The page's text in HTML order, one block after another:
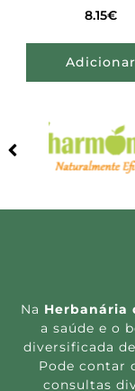
8.15€
Adicionar
Na Herbanária
a saúde e o
diversificada
Pode contar
consultas